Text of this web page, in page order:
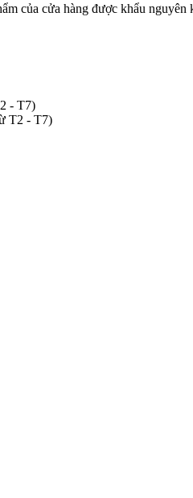
của cửa hàng được khẩu
- T7)
T2 - T7)